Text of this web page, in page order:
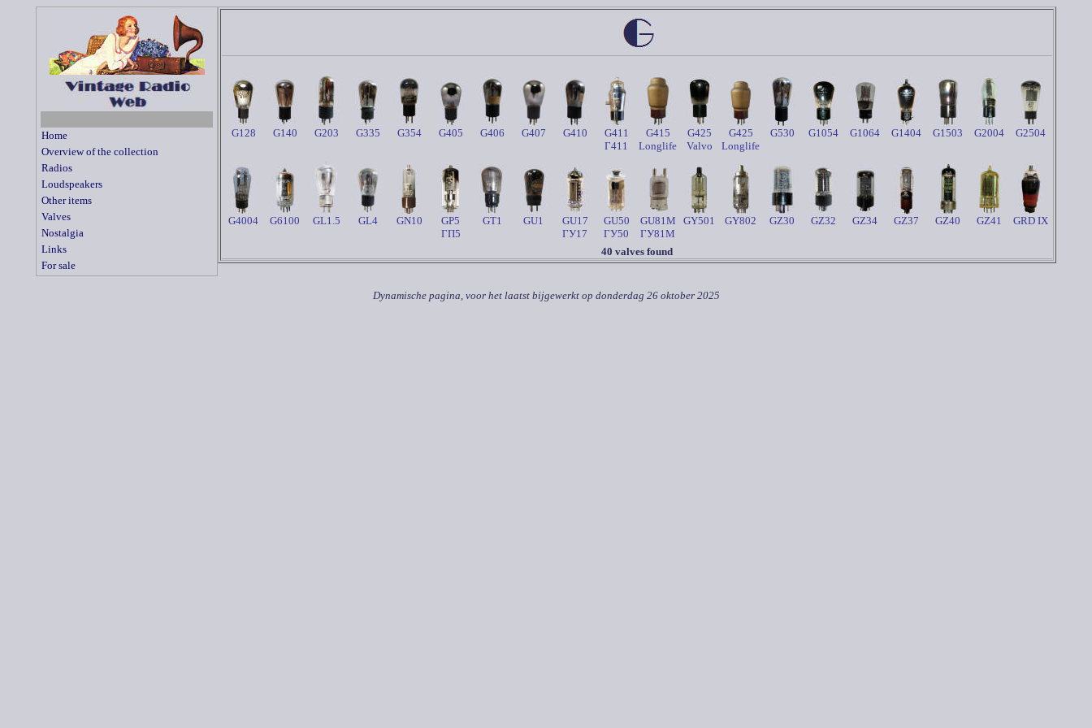
Home
Overview of the collection
Radios
Loudspeakers
Other items
Valves
Nostalgia
Links
For sale
G128 G140 G203 G335 G354 G405 G406 G407 G410
G411
Г411
G415
Longlife
G425
Valvo
G425
Longlife
G530 G1054 G1064 G1404 G1503 G2004 G2504
G4004 G6100 GL1.5 GL4 GN10
GP5
ГП5
GT1 GU1
GU17
ГУ17
GU50
ГУ50
GU81M
ГУ81M
GY501 GY802 GZ30 GZ32 GZ34 GZ37 GZ40 GZ41 GRD IX
40 valves found
Dynamische pagina, voor het laatst bijgewerkt op donderdag 26 oktober 2025